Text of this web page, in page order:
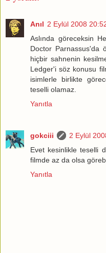
Anıl 2 Eylül 2008
Aslında göreceksin
Doctor Parnassus'da
hiçbir sahnenin
Ledger'i söz konusu
isimlerle birlikte
teselli olamaz.
Yanıtla
gokciii
2 Eylül
Evet kesinlikle teselli
filmde az da olsa
Yanıtla